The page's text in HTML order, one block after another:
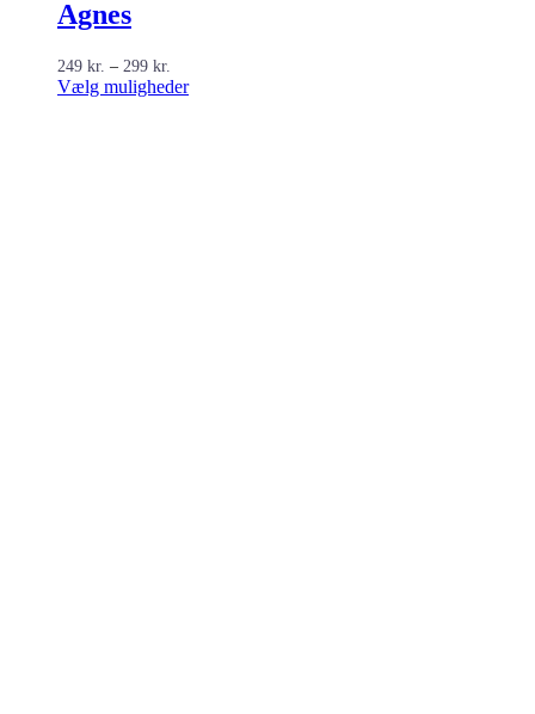
Agnes
249 kr. – 299 kr.
249 kr.
til
Vælg mulighederDette